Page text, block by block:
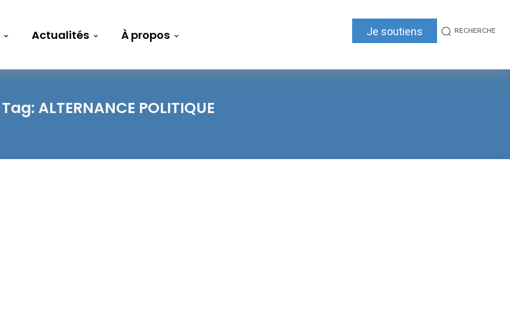
Actualités À propos Je soutiens RECHERCHE
Tag: ALTERNANCE POLITIQUE